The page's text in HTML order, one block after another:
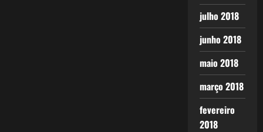
julho 2018
junho 2018
maio 2018
março 2018
fevereiro
2018